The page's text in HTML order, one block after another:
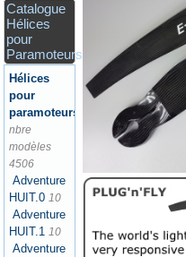
Catalogue
Hélices
pour
Paramoteurs
Hélices
pour
paramoteurs
nbre
modèles
4506
Adventure
HUIT.0 10
Adventure
HUIT.1 10
Adventure